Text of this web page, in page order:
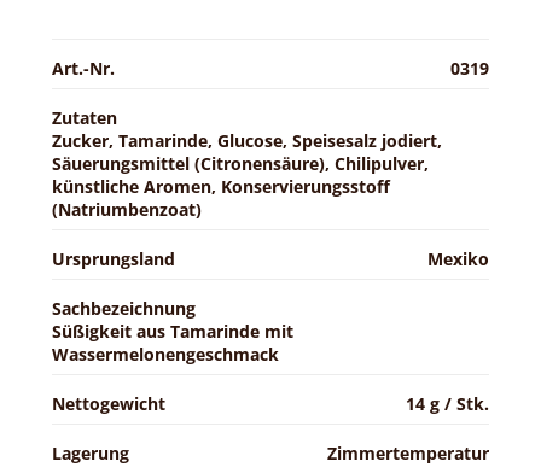
Art.-Nr. 0319
Zutaten
Zucker, Tamarinde, Glucose, Speisesalz jodiert,
Säuerungsmittel (Citronensäure), Chilipulver,
künstliche Aromen, Konservierungsstoff
(Natriumbenzoat)
Ursprungsland Mexiko
Sachbezeichnung
Süßigkeit aus Tamarinde mit
Wassermelonengeschmack
Nettogewicht 14 g / Stk.
Lagerung Zimmertemperatur